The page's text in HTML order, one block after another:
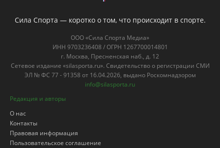
Сила Спорта — коротко о том, что происходит в спорте.
ООО «Сила Спорта Медиа»
ИНН 9703236408 / ОГРН 1267700014801
г. Москва, Пресненская наб., д. 12
Сетевое издание «silasporta.ru». Свидетельство о регистрации СМИ
ЭЛ № ФС 77 - 91358 от 16.04.2026, выдано Роскомнадзором
info@silasporta.ru
Редакция и авторы
О нас
Контакты
Правовая информация
Пользовательское соглашение